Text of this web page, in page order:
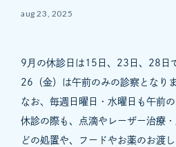
aug 23, 2025
9月の休診日は15日、23日、28日
26（金）は午前のみの診察となり
なお、毎週日曜日・水曜日も午前
休診の際も、点滴やレーザー治療
どの処置や、フードやお薬のお渡